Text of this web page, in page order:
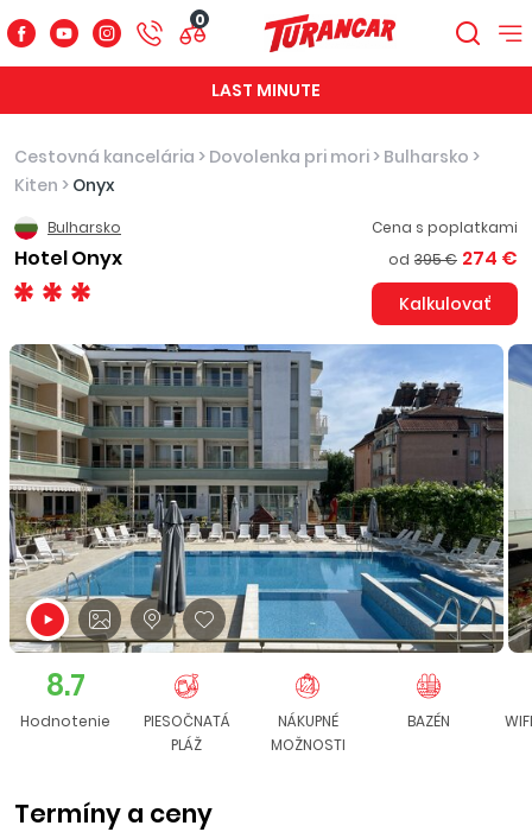
0
LAST MINUTE
Cestovná kancelária > Dovolenka pri mori > Bulharsko >
Kiten > Onyx
Bulharsko
Hotel Onyx
Cena s poplatkami
od 395 € 274 €
Kalkulovať
8.7
Hodnotenie
PIESOČNATÁ
PLÁŽ
NÁKUPNÉ
MOŽNOSTI
BAZÉN
Termíny a ceny